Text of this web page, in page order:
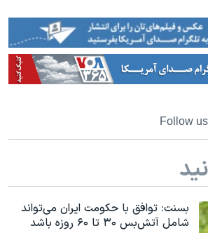
Follow us
بسنت: توافق با حکومت ایران می‌تواند
شامل آتش‌بس ۳۰ تا ۶۰ روزه باشد